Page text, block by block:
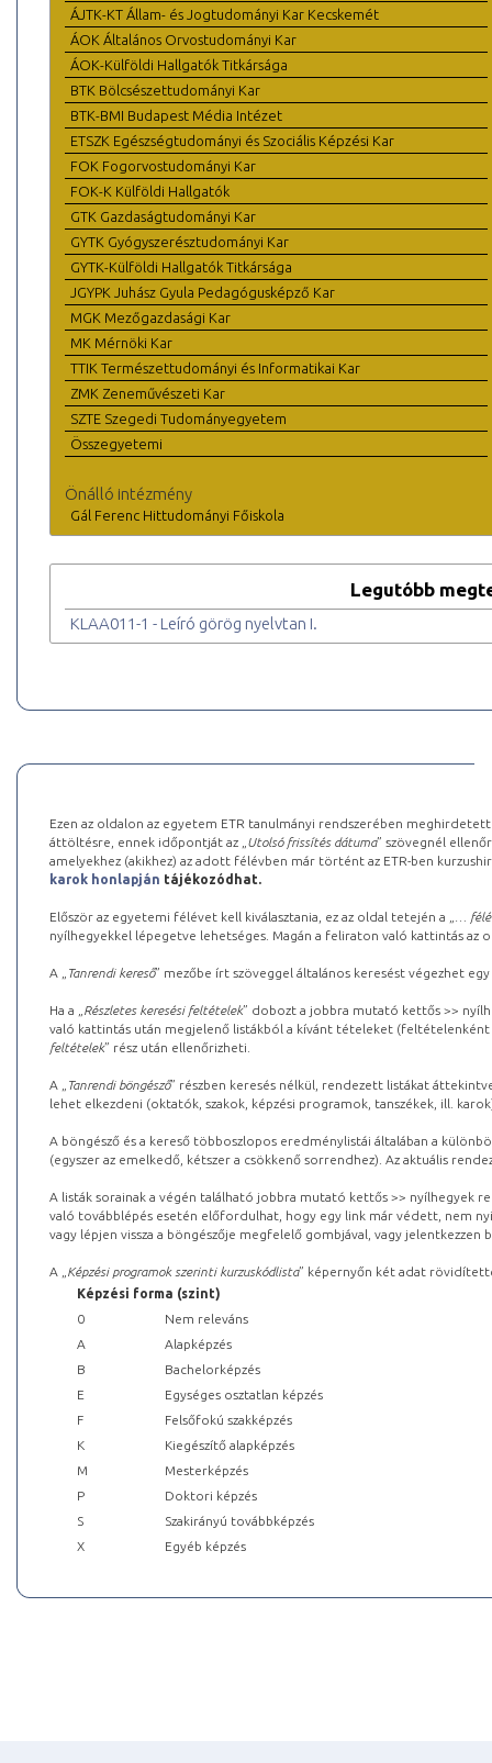
ÁJTK-KT Állam- és Jogtudományi Kar Kecskemét
ÁOK Általános Orvostudományi Kar
ÁOK-Külföldi Hallgatók Titkársága
BTK Bölcsészettudományi Kar
BTK-BMI Budapest Média Intézet
ETSZK Egészségtudományi és Szociális Képzési Kar
FOK Fogorvostudományi Kar
FOK-K Külföldi Hallgatók
GTK Gazdaságtudományi Kar
GYTK Gyógyszerésztudományi Kar
GYTK-Külföldi Hallgatók Titkársága
JGYPK Juhász Gyula Pedagógusképző Kar
MGK Mezőgazdasági Kar
MK Mérnöki Kar
TTIK Természettudományi és Informatikai Kar
ZMK Zeneművészeti Kar
SZTE Szegedi Tudományegyetem
Összegyetemi
Önálló intézmény
Gál Ferenc Hittudományi Főiskola
Legutóbb
KLAA011-1 - Leíró görög nyelvtan I.
Ezen az oldalon az egyetem ETR tanulmányi rendszerében
áttöltésre, ennek időpontját az „ Utolsó frissítés dátuma” szövegnél
amelyekhez (akikhez) az adott félévben már történt az ETR-ben
karok honlapján tájékozódhat.
Először az egyetemi félévet kell kiválasztania, ez az oldal tetején a „
…
nyílhegyekkel lépegetve lehetséges. Magán a feliraton való kattintás az
A „ Tanrendi kereső” mezőbe írt szöveggel általános keresést végezhet
Ha a „ Részletes keresési feltételek” dobozt a jobbra mutató kettős >>
való kattintás után megjelenő listákból a kívánt tételeket (feltételenként
feltételek” rész után ellenőrizheti.
A „ Tanrendi böngésző” részben keresés nélkül, rendezett listákat
lehet elkezdeni (oktatók, szakok, képzési programok, tanszékek, ill.
A böngésző és a kereső többoszlopos eredménylistái általában a
(egyszer az emelkedő, kétszer a csökkenő sorrendhez). Az aktuális
A listák sorainak a végén található jobbra mutató kettős >> nyílhegyek
való továbblépés esetén előfordulhat, hogy egy link már védett, nem
vagy lépjen vissza a böngészője megfelelő gombjával, vagy
A „ Képzési programok szerinti kurzuskódlista” képernyőn két adat
Képzési forma (szint)
0
Nem releváns
A
Alapképzés
B
Bachelorképzés
E
Egységes osztatlan képzés
F
Felsőfokú szakképzés
K
Kiegészítő alapképzés
M
Mesterképzés
P
Doktori képzés
S
Szakirányú továbbképzés
X
Egyéb képzés